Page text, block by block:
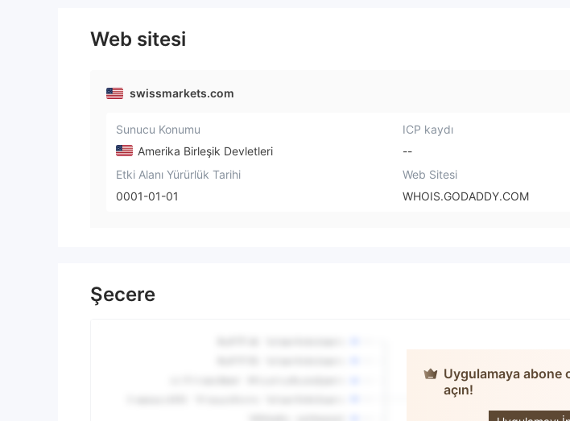
Web sitesi
swissmarkets.com
Sunucu Konumu
Amerika Birleşik Devletleri
ICP kaydı
--
Etki Alanı Yürürlük Tarihi
0001-01-01
Web Sitesi
WHOIS.GODADDY.COM
Şecere
Uygulamaya abone
açın!